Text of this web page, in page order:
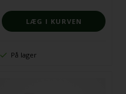
På lager